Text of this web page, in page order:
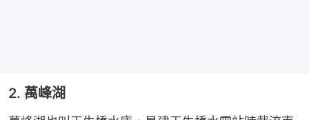
2. 萬峰湖